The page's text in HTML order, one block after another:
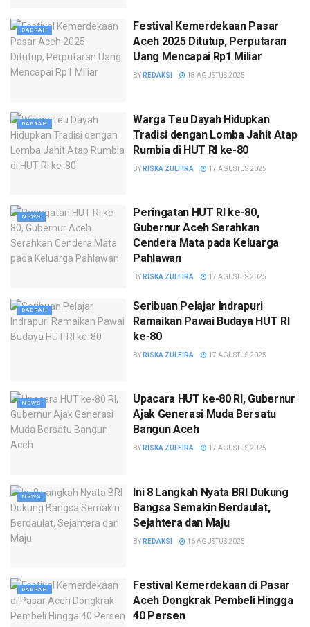
DAERAH
Festival Kemerdekaan Pasar
Aceh 2025 Ditutup, Perputaran
Uang Mencapai Rp1 Miliar
BY REDAKSI 18 AGUSTUS 2025
DAERAH
Warga Teu Dayah Hidupkan
Tradisi dengan Lomba Jahit Atap
Rumbia di HUT RI ke-80
BY RISKA ZULFIRA 17 AGUSTUS 2025
NEWS
Peringatan HUT RI ke-80,
Gubernur Aceh Serahkan
Cendera Mata pada Keluarga
Pahlawan
BY RISKA ZULFIRA 17 AGUSTUS 2025
DAERAH
Seribuan Pelajar Indrapuri
Ramaikan Pawai Budaya HUT RI
ke-80
BY RISKA ZULFIRA 17 AGUSTUS 2025
NEWS
Upacara HUT ke-80 RI, Gubernur
Ajak Generasi Muda Bersatu
Bangun Aceh
BY RISKA ZULFIRA 17 AGUSTUS 2025
NEWS
Ini 8 Langkah Nyata BRI Dukung
Bangsa Semakin Berdaulat,
Sejahtera dan Maju
BY REDAKSI 16 AGUSTUS 2025
DAERAH
Festival Kemerdekaan di Pasar
Aceh Dongkrak Pembeli Hingga
40 Persen